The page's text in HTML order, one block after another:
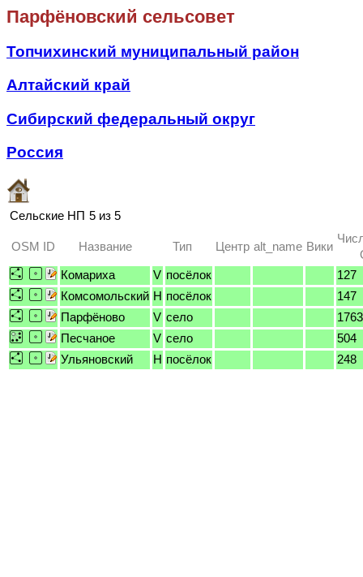
Парфёновский сельсовет
Топчихинский муниципальный район
Алтайский край
Сибирский федеральный округ
Россия
Сельские НП 5 из 5
OSM ID Название Тип Центр alt_name Вики
Комариха
V посёлок
127
Комсомольский H посёлок
147
Парфёново
V село
1763
Песчаное
V село
504
Ульяновский
H посёлок 248